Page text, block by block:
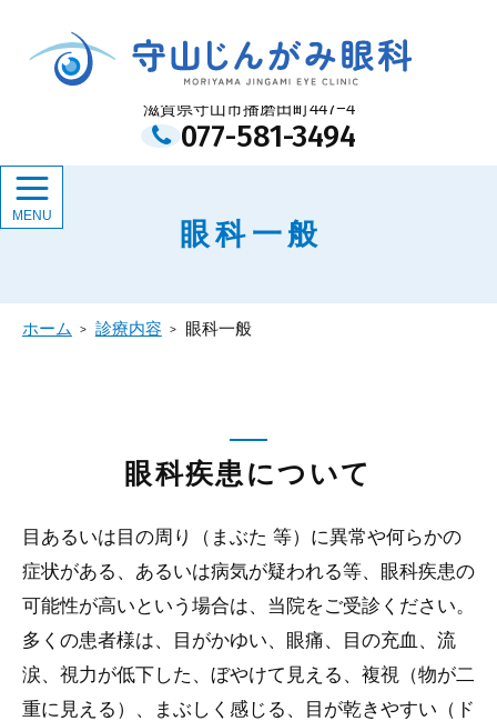
守山じんがみ眼科
滋賀県守山市播磨田町447−4
077-581-3494
ホーム 診療内容 眼科一般
眼科一般
眼科疾患について
目あるいは目の周り（まぶた 等）に異常や何らかの
症状がある、あるいは病気が疑われる等、眼科疾患の
可能性が高いという場合は、当院をご受診ください。
多くの患者様は、目がかゆい、眼痛、目の充血、流
涙、視力が低下した、ぼやけて見える、複視（物が二
重に見える）、まぶしく感じる、目が乾きやすい（ド